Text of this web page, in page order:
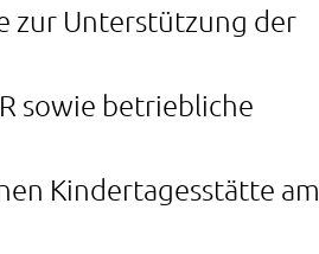
zur Unterstützung der
sowie betriebliche
Kindertagesstätte am